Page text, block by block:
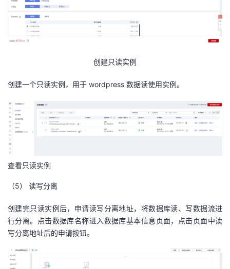
创建只读实例
创建一个只读实例，用于 wordpress 数据读使用实例。
查看只读实例
（5） 读写分离
创建完只读实例后，申请读写分离地址，将数据库读、写数据流进
行分离。点击数据库名称进入数据库基本信息页面，点击页面中读
写分离地址后的申请按钮。